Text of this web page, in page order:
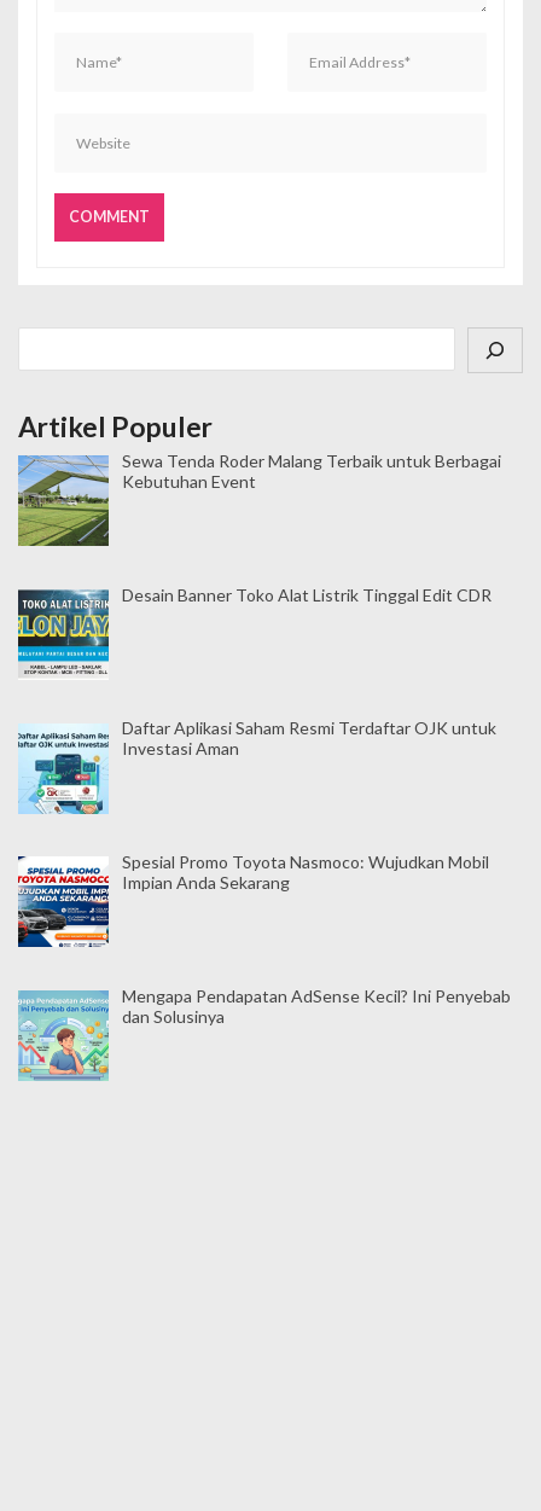
Artikel Populer
Sewa Tenda Roder Malang Terbaik untuk Berbagai
Kebutuhan Event
Desain Banner Toko Alat Listrik Tinggal Edit CDR
Daftar Aplikasi Saham Resmi Terdaftar OJK untuk
Investasi Aman
Spesial Promo Toyota Nasmoco: Wujudkan Mobil
Impian Anda Sekarang
Mengapa Pendapatan AdSense Kecil? Ini Penyebab
dan Solusinya